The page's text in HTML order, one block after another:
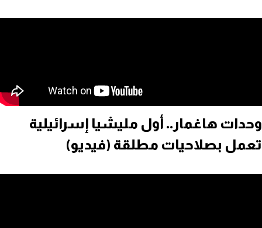
وحدات هاغمار.. أول مليشيا إسرائيلية
تعمل بصلاحيات مطلقة (فيديو)